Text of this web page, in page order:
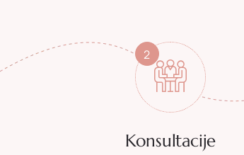
2
Konsultacije